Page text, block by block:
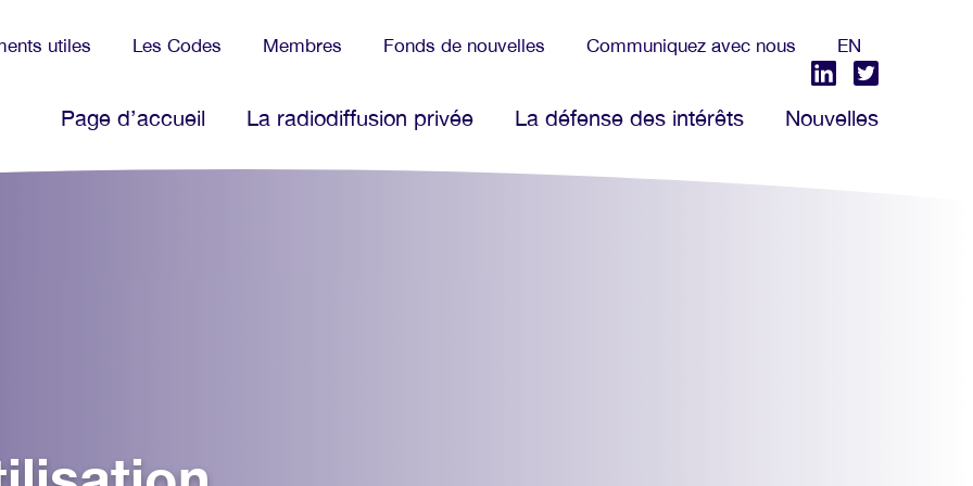
utiles Les Codes Membres Fonds de nouvelles Communiquez avec nous EN
Page d’accueil La radiodiffusion privée La défense des intérêts Nouvelles